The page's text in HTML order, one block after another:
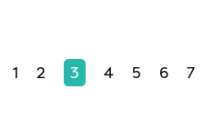
1 2 3 4 5 6 7